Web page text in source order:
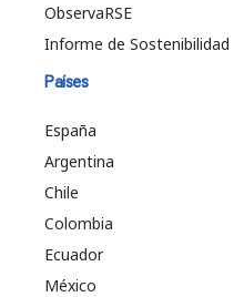
ObservaRSE
Informe de Sostenibilidad
Países
España
Argentina
Chile
Colombia
Ecuador
México